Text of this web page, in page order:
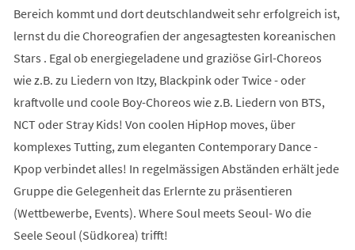
Bereich kommt und dort deutschlandweit sehr erfolgreich ist,
lernst du die Choreografien der angesagtesten koreanischen
Stars . Egal ob energiegeladene und graziöse Girl-Choreos
wie z.B. zu Liedern von Itzy, Blackpink oder Twice - oder
kraftvolle und coole Boy-Choreos wie z.B. Liedern von BTS,
NCT oder Stray Kids! Von coolen HipHop moves, über
komplexes Tutting, zum eleganten Contemporary Dance -
Kpop verbindet alles! In regelmässigen Abständen erhält jede
Gruppe die Gelegenheit das Erlernte zu präsentieren
(Wettbewerbe, Events). Where Soul meets Seoul- Wo die
Seele Seoul (Südkorea) trifft!